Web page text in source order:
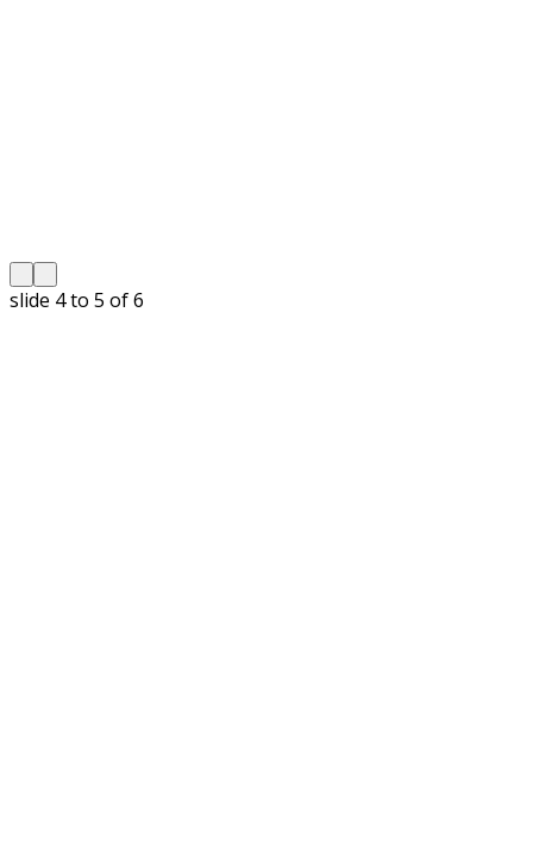
slide 5 to 6 of 6